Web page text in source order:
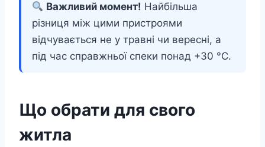
Важливий момент! Найбільша
різниця між цими пристроями
відчувається не у травні чи вересні, а
під час справжньої спеки понад +30 °C.
Що обрати для свого
житла